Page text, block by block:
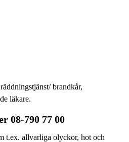
brandkår,
läkare.
08-790 77 00
t.ex. allvarliga olyckor, hot och